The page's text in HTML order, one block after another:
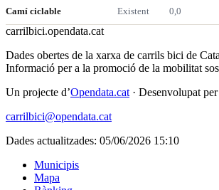
Camí ciclable Existent 0,0
carrilbici.opendata.cat
Dades obertes de la xarxa de carrils bici de
Informació per a la promoció de la mobilitat
Un projecte d’Opendata.cat · Desenvolupat per
carrilbici@opendata.cat
Dades actualitzades: 05/06/2026 15:10
Municipis
Mapa